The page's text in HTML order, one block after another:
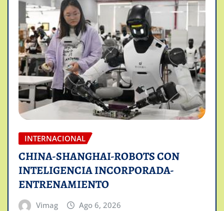
INTERNACIONAL
CHINA-SHANGHAI-ROBOTS CON
INTELIGENCIA INCORPORADA-
ENTRENAMIENTO
Vimag Ago 6, 2026